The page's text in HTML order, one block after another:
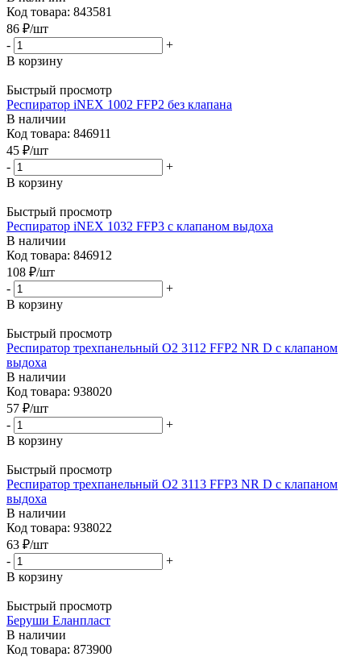
Код товара: 843581
86 ₽/шт
-
+
В корзину
Быстрый просмотр
Респиратор iNEХ 1002 FFP2 без клапана
В наличии
Код товара: 846911
45 ₽/шт
-
+
В корзину
Быстрый просмотр
Респиратор iNEХ 1032 FFP3 с клапаном выдоха
В наличии
Код товара: 846912
108 ₽/шт
-
+
В корзину
Быстрый просмотр
Респиратор трехпанельный О2 3112 FFP2 NR D с клапаном
выдоха
В наличии
Код товара: 938020
57 ₽/шт
-
+
В корзину
Быстрый просмотр
Респиратор трехпанельный О2 3113 FFP3 NR D с клапаном
выдоха
В наличии
Код товара: 938022
63 ₽/шт
-
+
В корзину
Быстрый просмотр
Беруши Еланпласт
В наличии
Код товара: 873900